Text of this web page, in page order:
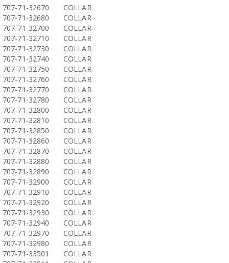
707-71-32670
COLLAR
707-71-32680
COLLAR
707-71-32700
COLLAR
707-71-32710
COLLAR
707-71-32730
COLLAR
707-71-32740
COLLAR
707-71-32750
COLLAR
707-71-32760
COLLAR
707-71-32770
COLLAR
707-71-32780
COLLAR
707-71-32800
COLLAR
707-71-32810
COLLAR
707-71-32850
COLLAR
707-71-32860
COLLAR
707-71-32870
COLLAR
707-71-32880
COLLAR
707-71-32890
COLLAR
707-71-32900
COLLAR
707-71-32910
COLLAR
707-71-32920
COLLAR
707-71-32930
COLLAR
707-71-32940
COLLAR
707-71-32970
COLLAR
707-71-32980
COLLAR
707-71-33501
COLLAR